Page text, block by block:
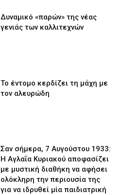
Δυναμικό «παρών» της νέας
γενιάς των καλλιτεχνών
Το έντομο κερδίζει τη μάχη με
τον αλευρώδη
Σαν σήμερα, 7 Αυγούστου 1933:
Η Αγλαΐα Κυριακού αποφασίζει
με μυστική διαθήκη να αφήσει
ολόκληρη την περιουσία της
για να ιδρυθεί μία παιδιατρική